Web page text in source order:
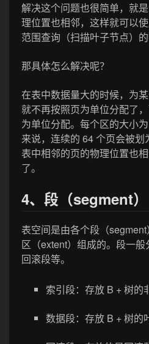
解决这个问题也很简单，就
理位置也相邻，这样就可以
范围查询（扫描叶子节点）
那具体怎么解决呢？
在表中数据量大的时候，为
就不再按照页为单位分配了
为单位分配。每个区的大小
来说，连续的 64 个页会被
表中相邻的页的物理位置也
了。
4、段（segment）
表空间是由各个段（
区（extent）组成的。段一
回滚段等。
索引段：存放 B + 树的
数据段：存放 B + 树的